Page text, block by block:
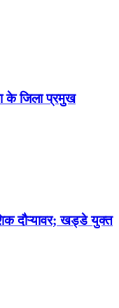
के जिला प्रमुख
दौऱ्यावर; खड्डे युक्त